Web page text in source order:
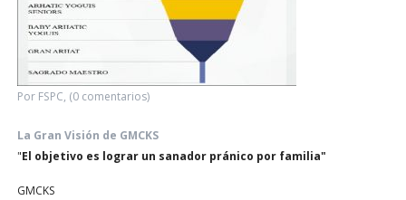
Por FSPC, (0 comentarios)
La Gran Visión de GMCKS
"El objetivo es lograr un sanador pránico por familia"
GMCKS